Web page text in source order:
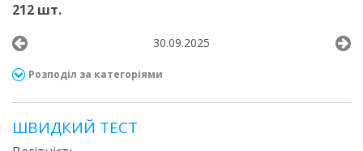
212 шт.
30.09.2025
Розподіл за категоріями
ШВИДКИЙ ТЕСТ